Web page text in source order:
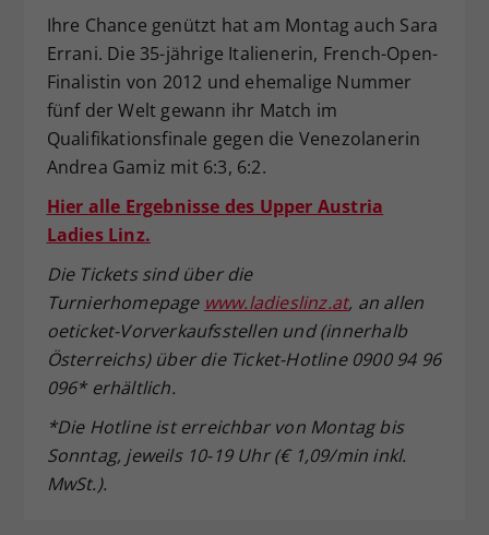
Ihre Chance genützt hat am Montag auch Sara
Errani. Die 35-jährige Italienerin, French-Open-
Finalistin von 2012 und ehemalige Nummer
fünf der Welt gewann ihr Match im
Qualifikationsfinale gegen die Venezolanerin
Andrea Gamiz mit 6:3, 6:2.
Hier alle Ergebnisse des Upper Austria
Ladies Linz.
Die Tickets sind über die
Turnierhomepage www.ladieslinz.at, an allen
oeticket-Vorverkaufsstellen und (innerhalb
Österreichs) über die Ticket-Hotline 0900 94 96
096* erhältlich.
*Die Hotline ist erreichbar von Montag bis
Sonntag, jeweils 10-19 Uhr (€ 1,09/min inkl.
MwSt.).